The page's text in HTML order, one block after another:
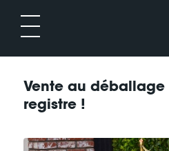
Vente au déballage
registre !